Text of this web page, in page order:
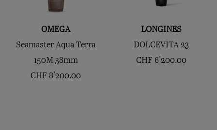
OMEGA
Seamaster Aqua Terra
150M 38mm
CHF 8'200.00
LONGINES
DOLCEVITA 23
CHF 6'200.00